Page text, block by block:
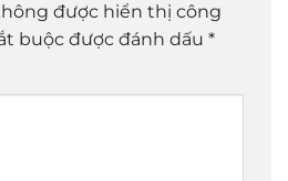
được hiển thị công
buộc được đánh dấu *